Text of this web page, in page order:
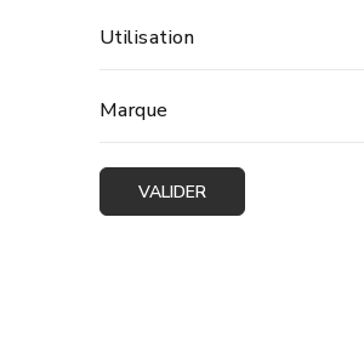
Utilisation
Marque
VALIDER